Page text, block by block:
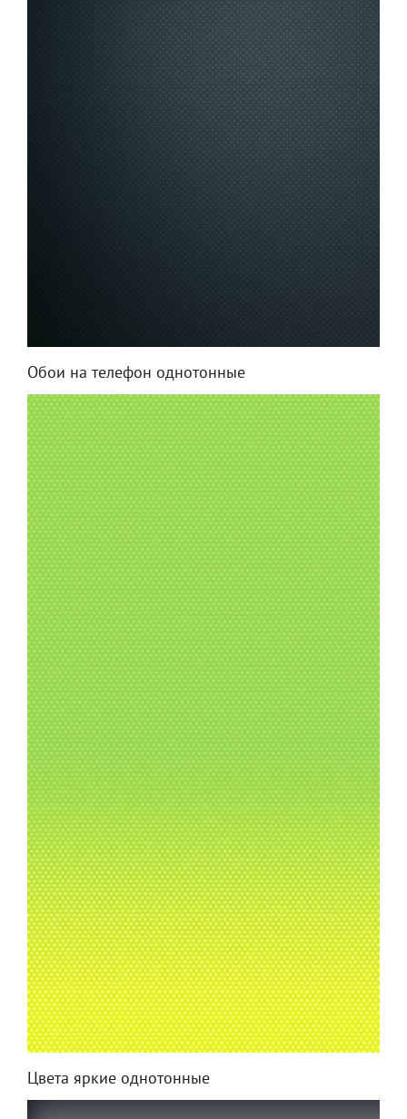
Обои на телефон однотонные
Цвета яркие однотонные